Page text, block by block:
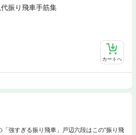
振り飛車手筋集
カートへ
強すぎる振り飛車」戸辺六段はこの“振り飛